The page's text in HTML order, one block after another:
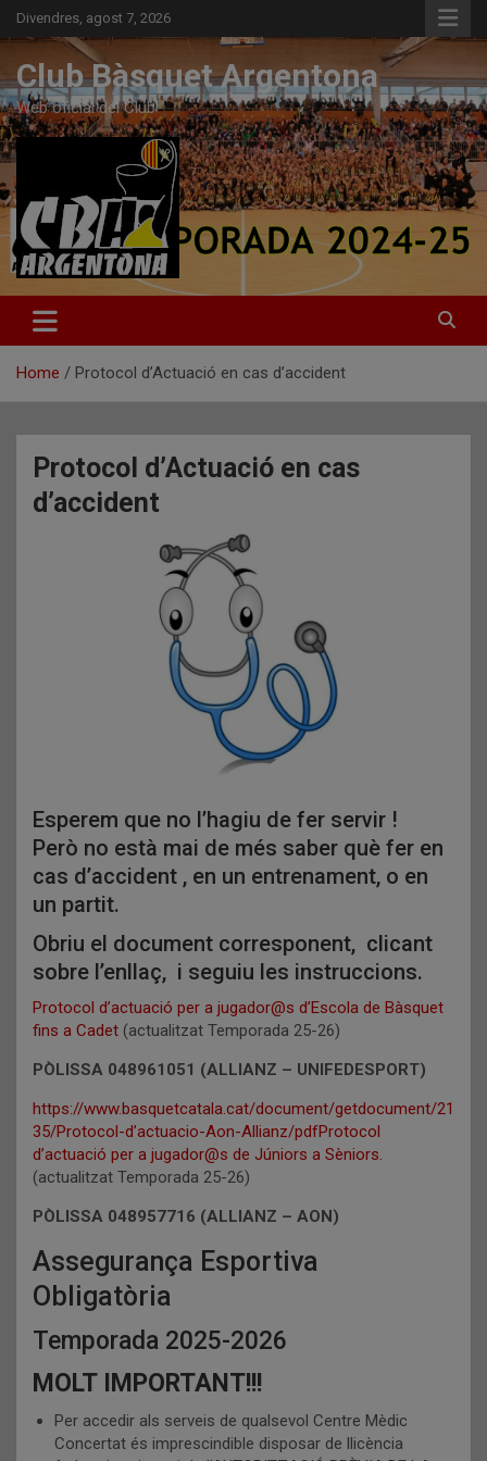
Skip
to
Divendres, agost 7, 2026
Club Bàsquet Argentona
Web oficial del Club
Home Protocol d’Actuació en cas d’accident
Protocol d’Actuació en cas
d’accident
Esperem que no l’hagiu de fer servir !
Però no està mai de més saber què fer en
cas d’accident , en un entrenament, o en
un partit.
Obriu el document corresponent, clicant
sobre l’enllaç, i seguiu les instruccions.
Protocol d’actuació per a jugador@s d’Escola de Bàsquet
fins a Cadet (actualitzat Temporada 25-26)
PÒLISSA 048961051 (ALLIANZ – UNIFEDESPORT)
https://www.basquetcatala.cat/document/getdocument/21
35/Protocol-d’actuacio-Aon-Allianz/pdfProtocol
d’actuació per a jugador@s de Júniors a Sèniors.
(actualitzat Temporada 25-26)
PÒLISSA 048957716 (ALLIANZ – AON)
Assegurança Esportiva
Obligatòria
Temporada 2025-2026
MOLT IMPORTANT!!!
Per accedir als serveis de qualsevol Centre Mèdic
Concertat és imprescindible disposar de llicència